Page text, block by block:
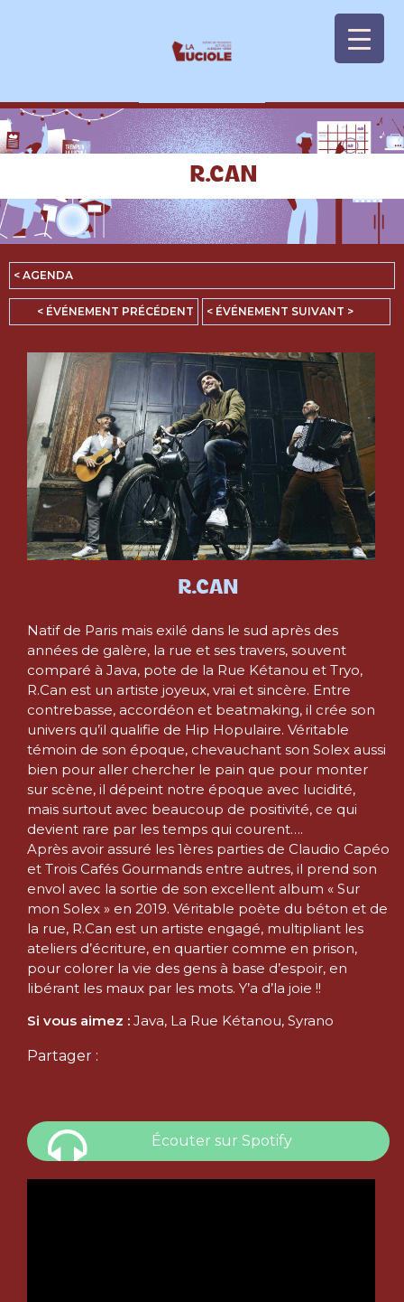
R.CAN
< AGENDA
< ÉVÉNEMENT PRÉCÉDENT < ÉVÉNEMENT SUIVANT >
R.CAN
Natif de Paris mais exilé dans le sud après des
années de galère, la rue et ses travers, souvent
comparé à Java, pote de la Rue Kétanou et Tryo,
R.Can est un artiste joyeux, vrai et sincère. Entre
contrebasse, accordéon et beatmaking, il crée son
univers qu’il qualifie de Hip Hopulaire. Véritable
témoin de son époque, chevauchant son Solex aussi
bien pour aller chercher le pain que pour monter
sur scène, il dépeint notre époque avec lucidité,
mais surtout avec beaucoup de positivité, ce qui
devient rare par les temps qui courent….
Après avoir assuré les 1ères parties de Claudio Capéo
et Trois Cafés Gourmands entre autres, il prend son
envol avec la sortie de son excellent album « Sur
mon Solex » en 2019. Véritable poète du béton et de
la rue, R.Can est un artiste engagé, multipliant les
ateliers d’écriture, en quartier comme en prison,
pour colorer la vie des gens à base d’espoir, en
libérant les maux par les mots. Y’a d’la joie !!
Si vous aimez : Java, La Rue Kétanou, Syrano
Partager :
Écouter sur Spotify